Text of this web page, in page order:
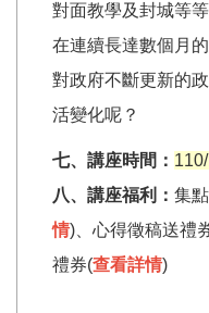
對面教學及封城等等
在連續長達數個月
對政府不斷更新的
活變化呢？
七、講座時間：
八、講座福利： 集
情)、心得徵稿送禮
禮券(查看詳情)